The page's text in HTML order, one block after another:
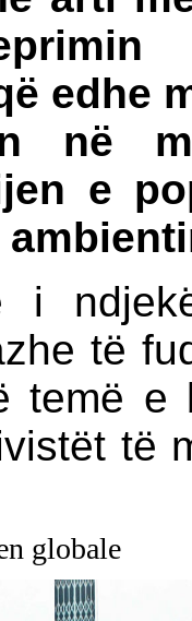
edhe
në
e
i
të
temë e
të
globale